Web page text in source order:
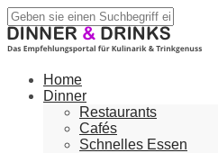
Home
Dinner
Restaurants
Cafés
Schnelles Essen